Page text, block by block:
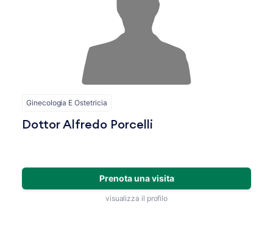
Ginecologia E Ostetricia
Dottor Alfredo Porcelli
Prenota una visita
visualizza il profilo